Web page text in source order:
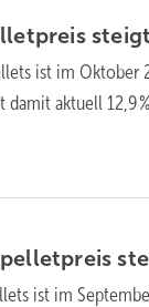
ist im Oktober
ak­tu­ell 12,9
ist im